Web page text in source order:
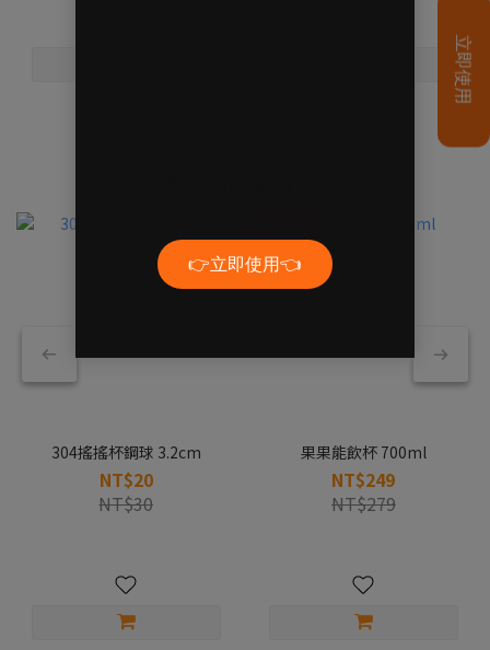
304搖搖杯鋼球 3.2cm
NT$20
NT$30
果果能飲杯 700ml
NT$249
NT$279